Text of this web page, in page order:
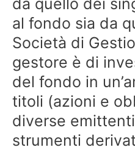
al fondo sia da
Società di
gestore è di
del fondo in
titoli (azioni e
diverse
strumenti